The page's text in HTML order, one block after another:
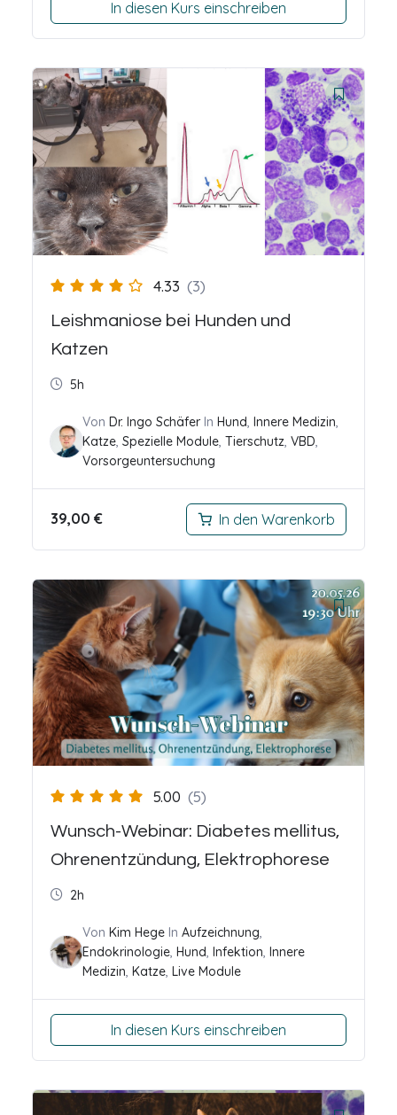
In diesen Kurs einschreiben
4.33 (3)
Leishmaniose bei Hunden und
Katzen
5h
Von Dr. Ingo Schäfer In Hund, Innere Medizin,
Katze, Spezielle Module, Tierschutz, VBD,
Vorsorgeuntersuchung
39,00 € In den Warenkorb
5.00 (5)
Wunsch-Webinar: Diabetes mellitus,
Ohrenentzündung, Elektrophorese
2h
Von Kim Hege In Aufzeichnung,
Endokrinologie, Hund, Infektion, Innere
Medizin, Katze, Live Module
In diesen Kurs einschreiben